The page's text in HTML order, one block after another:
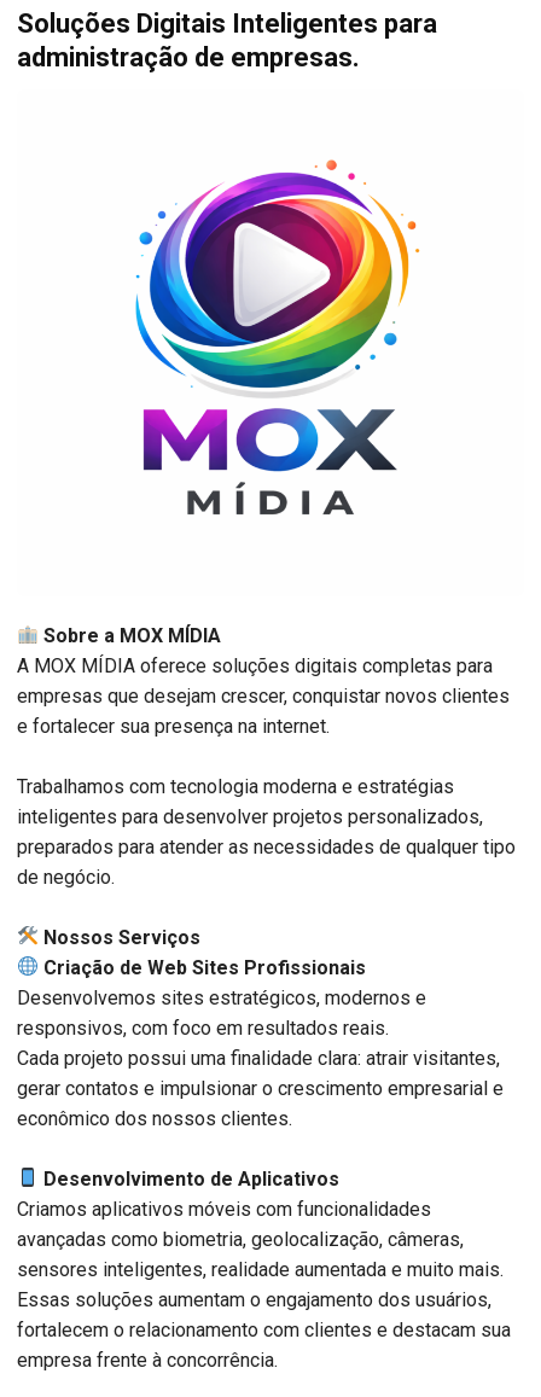
Soluções Digitais Inteligentes para
administração de empresas.
Sobre a MOX MÍDIA
A MOX MÍDIA oferece soluções digitais completas para
empresas que desejam crescer, conquistar novos clientes
e fortalecer sua presença na internet.
Trabalhamos com tecnologia moderna e estratégias
inteligentes para desenvolver projetos personalizados,
preparados para atender as necessidades de qualquer tipo
de negócio.
️ Nossos Serviços
Criação de Web Sites Profissionais
Desenvolvemos sites estratégicos, modernos e
responsivos, com foco em resultados reais.
Cada projeto possui uma finalidade clara: atrair visitantes,
gerar contatos e impulsionar o crescimento empresarial e
econômico dos nossos clientes.
Desenvolvimento de Aplicativos
Criamos aplicativos móveis com funcionalidades
avançadas como biometria, geolocalização, câmeras,
sensores inteligentes, realidade aumentada e muito mais.
Essas soluções aumentam o engajamento dos usuários,
fortalecem o relacionamento com clientes e destacam sua
empresa frente à concorrência.